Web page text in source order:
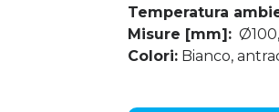
Temperatura
Misure [mm]:
Colori: Bianco,